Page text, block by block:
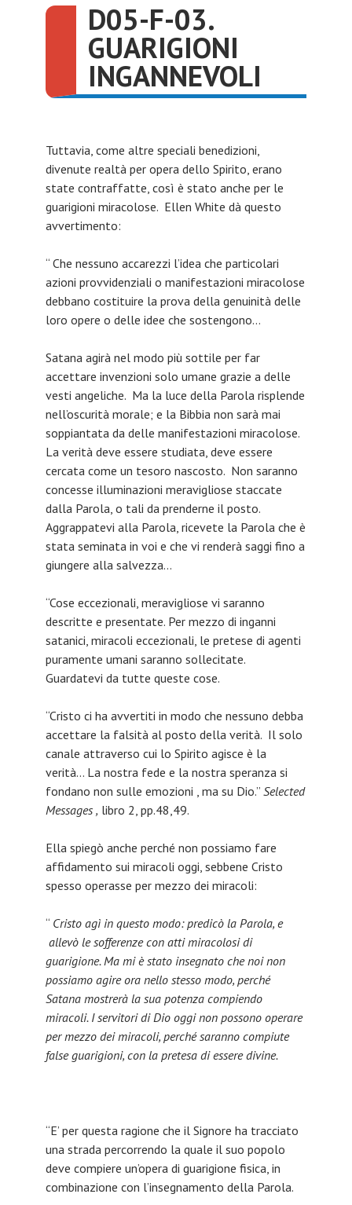
D05-F-03.
GUARIGIONI
INGANNEVOLI
Tuttavia, come altre speciali benedizioni,
divenute realtà per opera dello Spirito, erano
state contraffatte, così è stato anche per le
guarigioni miracolose. Ellen White dà questo
avvertimento:
“ Che nessuno accarezzi l’idea che particolari
azioni provvidenziali o manifestazioni miracolose
debbano costituire la prova della genuinità delle
loro opere o delle idee che sostengono…
Satana agirà nel modo più sottile per far
accettare invenzioni solo umane grazie a delle
vesti angeliche. Ma la luce della Parola risplende
nell’oscurità morale; e la Bibbia non sarà mai
soppiantata da delle manifestazioni miracolose.
La verità deve essere studiata, deve essere
cercata come un tesoro nascosto. Non saranno
concesse illuminazioni meravigliose staccate
dalla Parola, o tali da prenderne il posto.
Aggrappatevi alla Parola, ricevete la Parola che è
stata seminata in voi e che vi renderà saggi fino a
giungere alla salvezza…
“Cose eccezionali, meravigliose vi saranno
descritte e presentate. Per mezzo di inganni
satanici, miracoli eccezionali, le pretese di agenti
puramente umani saranno sollecitate.
Guardatevi da tutte queste cose.
“Cristo ci ha avvertiti in modo che nessuno debba
accettare la falsità al posto della verità. Il solo
canale attraverso cui lo Spirito agisce è la
verità… La nostra fede e la nostra speranza si
fondano non sulle emozioni , ma su Dio.” Selected
Messages , libro 2, pp.48,49.
Ella spiegò anche perché non possiamo fare
affidamento sui miracoli oggi, sebbene Cristo
spesso operasse per mezzo dei miracoli:
“ Cristo agì in questo modo: predicò la Parola, e
allevò le sofferenze con atti miracolosi di
guarigione. Ma mi è stato insegnato che noi non
possiamo agire ora nello stesso modo, perché
Satana mostrerà la sua potenza compiendo
miracoli. I servitori di Dio oggi non possono operare
per mezzo dei miracoli, perché saranno compiute
false guarigioni, con la pretesa di essere divine.
“E’ per questa ragione che il Signore ha tracciato
una strada percorrendo la quale il suo popolo
deve compiere un’opera di guarigione fisica, in
combinazione con l’insegnamento della Parola.